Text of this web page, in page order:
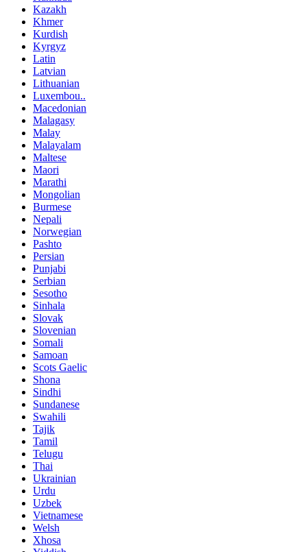
Kazakh
Khmer
Kurdish
Kyrgyz
Latin
Latvian
Lithuanian
Luxembou..
Macedonian
Malagasy
Malay
Malayalam
Maltese
Maori
Marathi
Mongolian
Burmese
Nepali
Norwegian
Pashto
Persian
Punjabi
Serbian
Sesotho
Sinhala
Slovak
Slovenian
Somali
Samoan
Scots Gaelic
Shona
Sindhi
Sundanese
Swahili
Tajik
Tamil
Telugu
Thai
Ukrainian
Urdu
Uzbek
Vietnamese
Welsh
Xhosa